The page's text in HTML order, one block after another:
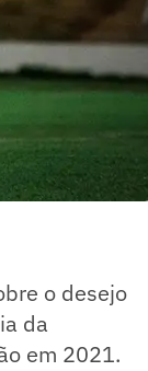
o desejo
da
em 2021.